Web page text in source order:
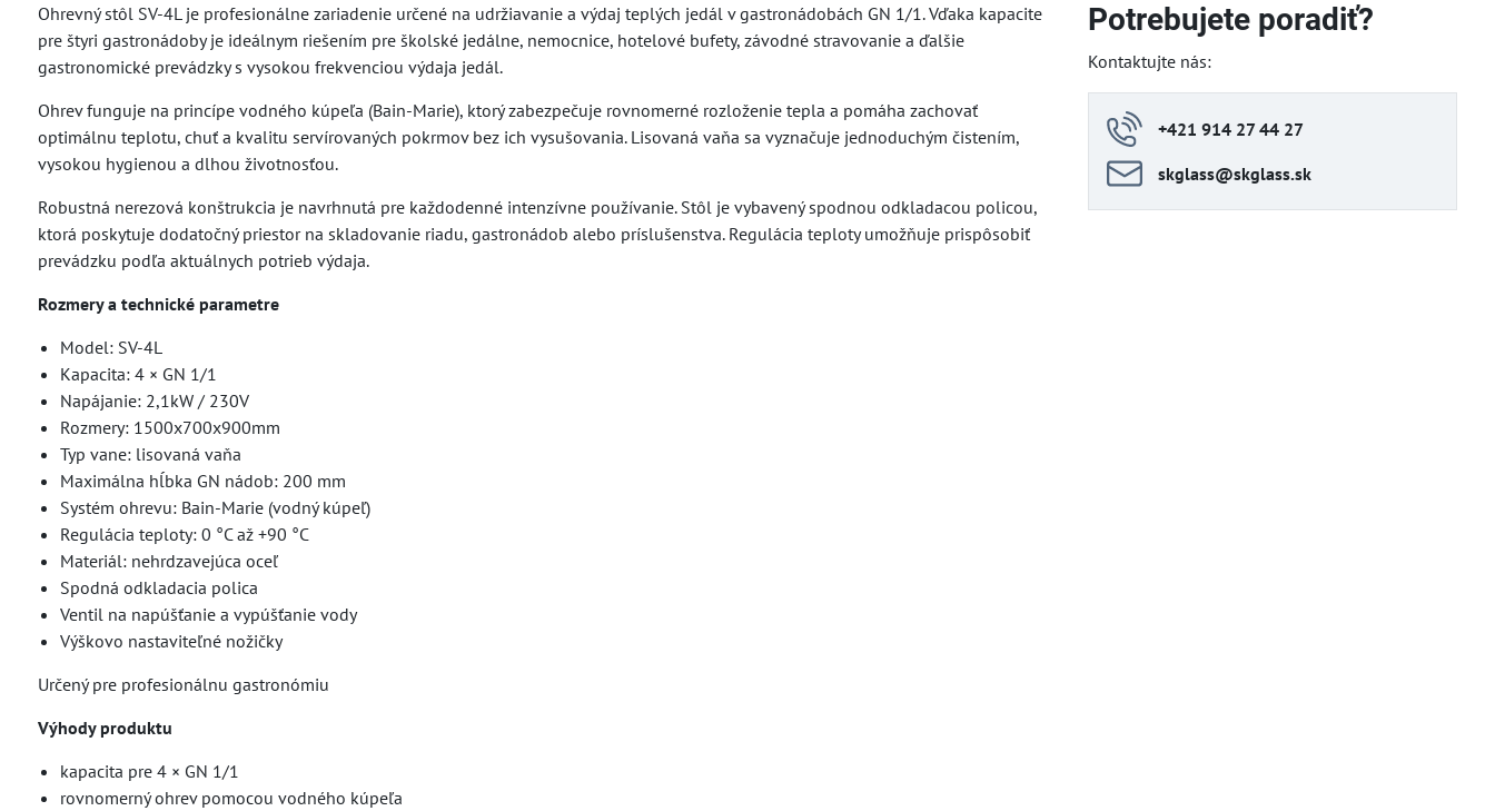
Ohrevný stôl SV-4L je profesionálne zariadenie určené na udržiavanie a výdaj teplých jedál v gastronádobách GN 1/1. Vďaka kapacite
pre štyri gastronádoby je ideálnym riešením pre školské jedálne, nemocnice, hotelové bufety, závodné stravovanie a ďalšie
gastronomické prevádzky s vysokou frekvenciou výdaja jedál.
Ohrev funguje na princípe vodného kúpeľa (Bain-Marie), ktorý zabezpečuje rovnomerné rozloženie tepla a pomáha zachovať
optimálnu teplotu, chuť a kvalitu servírovaných pokrmov bez ich vysušovania. Lisovaná vaňa sa vyznačuje jednoduchým čistením,
vysokou hygienou a dlhou životnosťou.
Robustná nerezová konštrukcia je navrhnutá pre každodenné intenzívne používanie. Stôl je vybavený spodnou odkladacou policou,
ktorá poskytuje dodatočný priestor na skladovanie riadu, gastronádob alebo príslušenstva. Regulácia teploty umožňuje prispôsobiť
prevádzku podľa aktuálnych potrieb výdaja.
Rozmery a technické parametre
Model: SV-4L
Kapacita: 4 × GN 1/1
Napájanie: 2,1kW / 230V
Rozmery: 1500x700x900mm
Typ vane: lisovaná vaňa
Maximálna hĺbka GN nádob: 200 mm
Systém ohrevu: Bain-Marie (vodný kúpeľ)
Regulácia teploty: 0 °C až +90 °C
Materiál: nehrdzavejúca oceľ
Spodná odkladacia polica
Ventil na napúšťanie a vypúšťanie vody
Výškovo nastaviteľné nožičky
Určený pre profesionálnu gastronómiu
Výhody produktu
kapacita pre 4 × GN 1/1
rovnomerný ohrev pomocou vodného kúpeľa
Potrebujete poradiť?
Kontaktujte nás:
+421 914 27 44 27
skglass​@skglass​.sk